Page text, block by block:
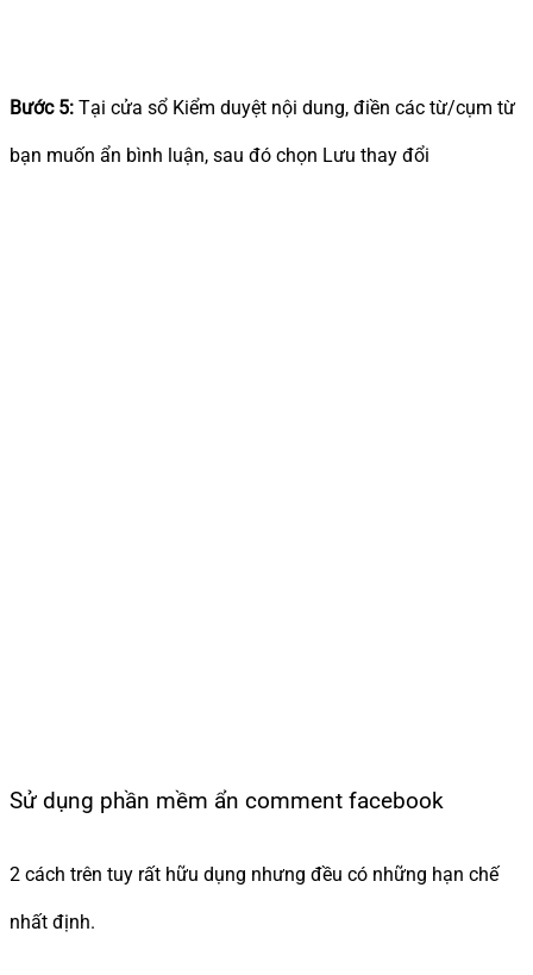
Bước 5: Tại cửa sổ Kiểm duyệt nội dung, điền các từ/cụm từ
bạn muốn ẩn bình luận, sau đó chọn Lưu thay đổi
Sử dụng phần mềm ẩn comment facebook
2 cách trên tuy rất hữu dụng nhưng đều có những hạn chế
nhất định.